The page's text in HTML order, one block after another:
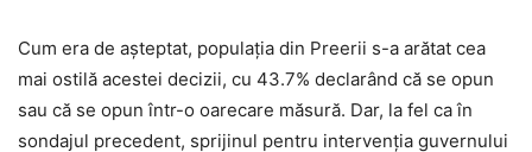
Cum era de așteptat, populația din Preerii s-a arătat cea
mai ostilă acestei decizii, cu 43.7% declarând că se opun
sau că se opun într-o oarecare măsură. Dar, la fel ca în
sondajul precedent, sprijinul pentru intervenția guvernului